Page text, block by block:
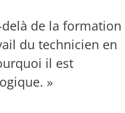
delà de la formation
du technicien en
il est
»